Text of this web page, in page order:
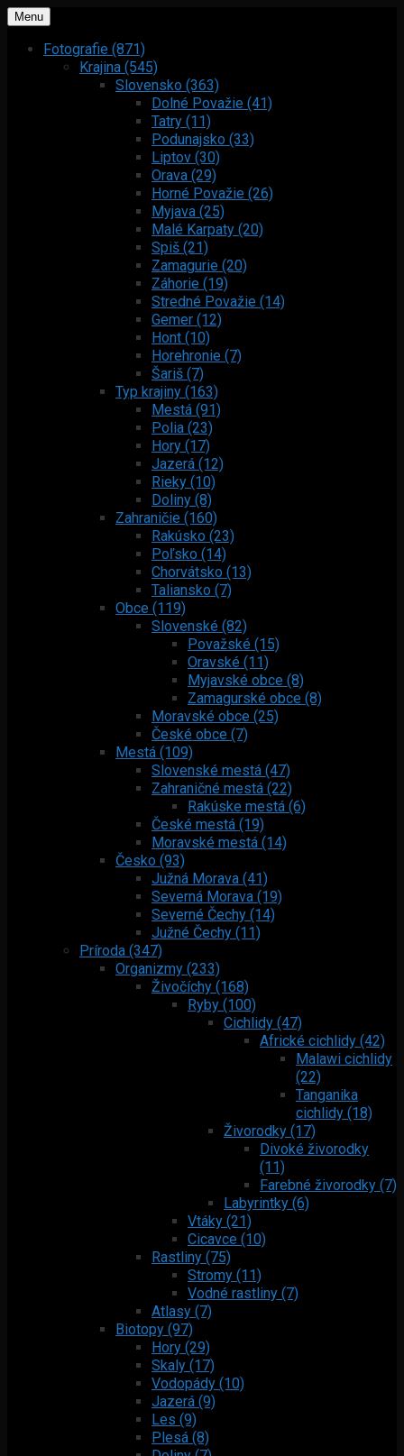
Menu
Fotografie (871)
Krajina (545)
Slovensko (363)
Dolné Považie (41)
Tatry (11)
Podunajsko (33)
Liptov (30)
Orava (29)
Horné Považie (26)
Myjava (25)
Malé Karpaty (20)
Spiš (21)
Zamagurie (20)
Záhorie (19)
Stredné Považie (14)
Gemer (12)
Hont (10)
Horehronie (7)
Šariš (7)
Typ krajiny (163)
Mestá (91)
Polia (23)
Hory (17)
Jazerá (12)
Rieky (10)
Doliny (8)
Zahraničie (160)
Rakúsko (23)
Poľsko (14)
Chorvátsko (13)
Taliansko (7)
Obce (119)
Slovenské (82)
Považské (15)
Oravské (11)
Myjavské obce (8)
Zamagurské obce (8)
Moravské obce (25)
České obce (7)
Mestá (109)
Slovenské mestá (47)
Zahraničné mestá (22)
Rakúske mestá (6)
České mestá (19)
Moravské mestá (14)
Česko (93)
Južná Morava (41)
Severná Morava (19)
Severné Čechy (14)
Južné Čechy (11)
Príroda (347)
Organizmy (233)
Živočíchy (168)
Ryby (100)
Cichlidy (47)
Africké cichlidy (42)
Malawi cichlidy
(22)
Tanganika
cichlidy (18)
Živorodky (17)
Divoké živorodky
(11)
Farebné živorodky (7)
Labyrintky (6)
Vtáky (21)
Cicavce (10)
Rastliny (75)
Stromy (11)
Vodné rastliny (7)
Atlasy (7)
Biotopy (97)
Hory (29)
Skaly (17)
Vodopády (10)
Jazerá (9)
Les (9)
Plesá (8)